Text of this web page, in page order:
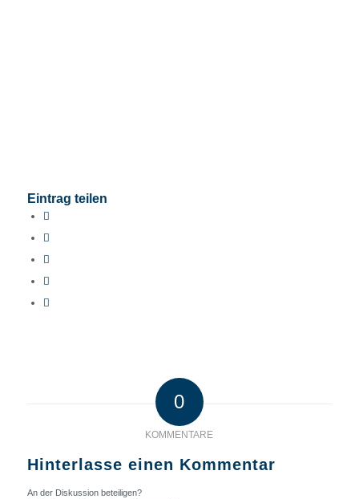
Eintrag teilen
0
KOMMENTARE
Hinterlasse einen Kommentar
An der Diskussion beteiligen?